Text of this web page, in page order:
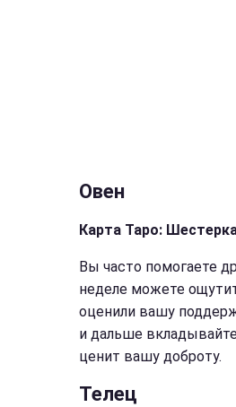
Овен
Карта Таро:
Вы часто помогаете
неделе можете
оценили вашу
и дальше
ценит вашу доброту.
Телец